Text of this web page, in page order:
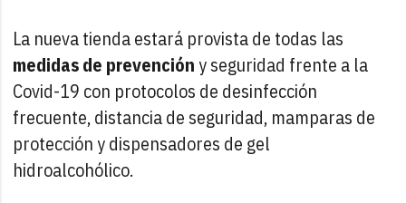
La nueva tienda estará provista de todas las
medidas de prevencióny seguridad frente a la
Covid-19 con protocolos de desinfección
frecuente, distancia de seguridad, mamparas de
protección y dispensadores de gel
hidroalcohólico.